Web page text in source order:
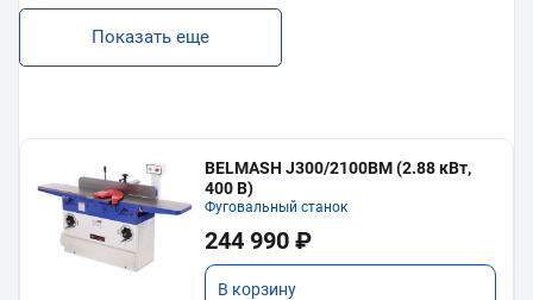
Показать еще
BELMASH J300/2100ВМ (2.88 кВт,
400 В)
Фуговальный станок
244 990 ₽
В корзину